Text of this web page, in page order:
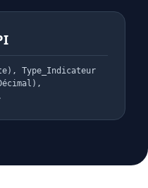
Type_Indicateur